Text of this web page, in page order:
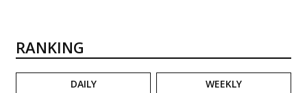
RANKING
DAILY WEEKLY